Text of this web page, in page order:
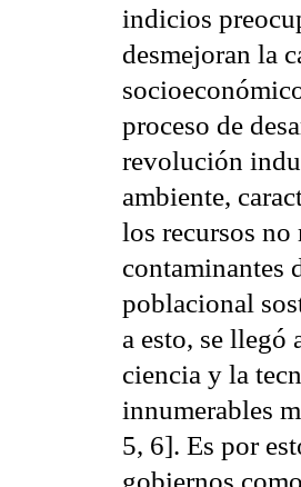
indicios
desmejoran la
proceso de
revolución
ambiente,
los recursos
contaminantes
poblacional
a esto, se llegó
ciencia y la
innumerables
5, 6]. Es por
gobiernos